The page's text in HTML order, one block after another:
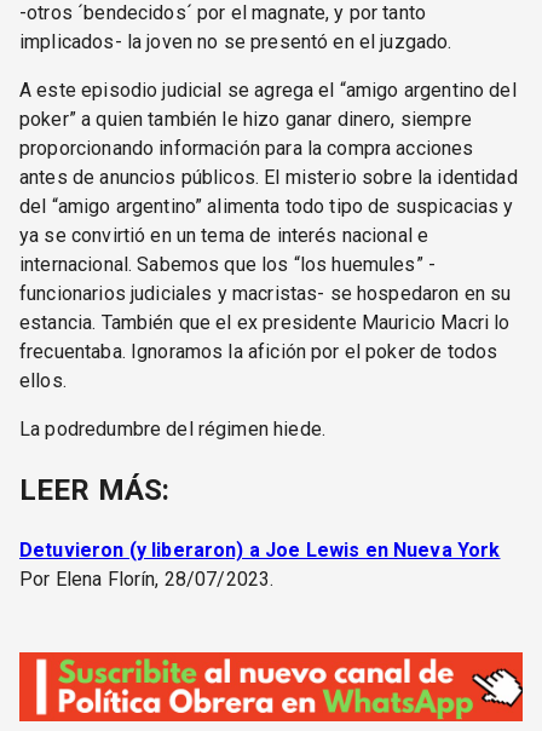
-otros ´bendecidos´ por el magnate, y por tanto
implicados- la joven no se presentó en el juzgado.
A este episodio judicial se agrega el “amigo argentino del
poker” a quien también le hizo ganar dinero, siempre
proporcionando información para la compra acciones
antes de anuncios públicos. El misterio sobre la identidad
del “amigo argentino” alimenta todo tipo de suspicacias y
ya se convirtió en un tema de interés nacional e
internacional. Sabemos que los “los huemules” -
funcionarios judiciales y macristas- se hospedaron en su
estancia. También que el ex presidente Mauricio Macri lo
frecuentaba. Ignoramos la afición por el poker de todos
ellos.
La podredumbre del régimen hiede.
LEER MÁS:
Detuvieron (y liberaron) a Joe Lewis en Nueva York
Por Elena Florín, 28/07/2023.